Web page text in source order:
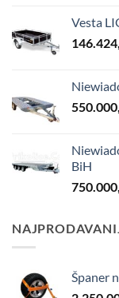
Vesta
BiH
Španer